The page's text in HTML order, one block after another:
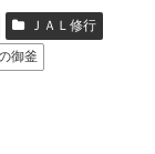
ＪＡＬ修行
御釜